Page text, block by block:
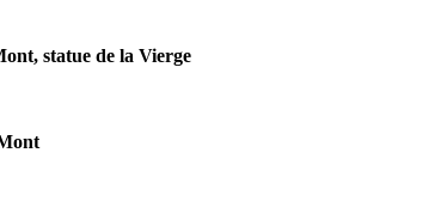
statue de la Vierge